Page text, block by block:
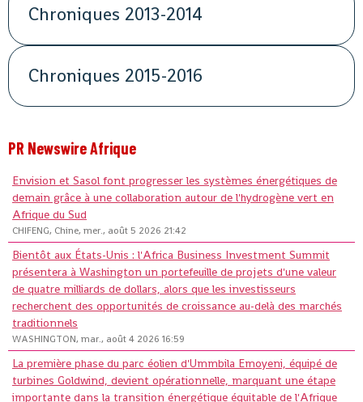
Chroniques 2013-2014
Chroniques 2015-2016
PR Newswire Afrique
Envision et Sasol font progresser les systèmes énergétiques de
demain grâce à une collaboration autour de l'hydrogène vert en
Afrique du Sud
CHIFENG, Chine, mer., août 5 2026 21:42
Bientôt aux États-Unis : l'Africa Business Investment Summit
présentera à Washington un portefeuille de projets d'une valeur
de quatre milliards de dollars, alors que les investisseurs
recherchent des opportunités de croissance au-delà des marchés
traditionnels
WASHINGTON, mar., août 4 2026 16:59
La première phase du parc éolien d'Ummbila Emoyeni, équipé de
turbines Goldwind, devient opérationnelle, marquant une étape
importante dans la transition énergétique équitable de l'Afrique